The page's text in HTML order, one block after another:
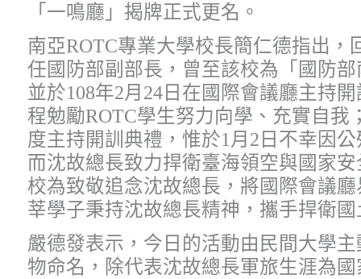
「一鳴廳」揭牌正式更名。
南亞ROTC專業大學校長簡仁德指出，
任國防部副部長，曾至該校為「國防
並於108年2月24日在國際會議廳主持
程勉勵ROTC學生努力向學、充實自我
度主持開訓典禮，惟於1月2日不幸因
而沈故總長致力捍衛臺海領空與國家
校為致敬追念沈故總長，將國際會議
莘學子秉持沈故總長精神，攜手捍衛
嚴德發表示，今日的活動由民間大學
物命名，除代表沈故總長軍旅生涯為